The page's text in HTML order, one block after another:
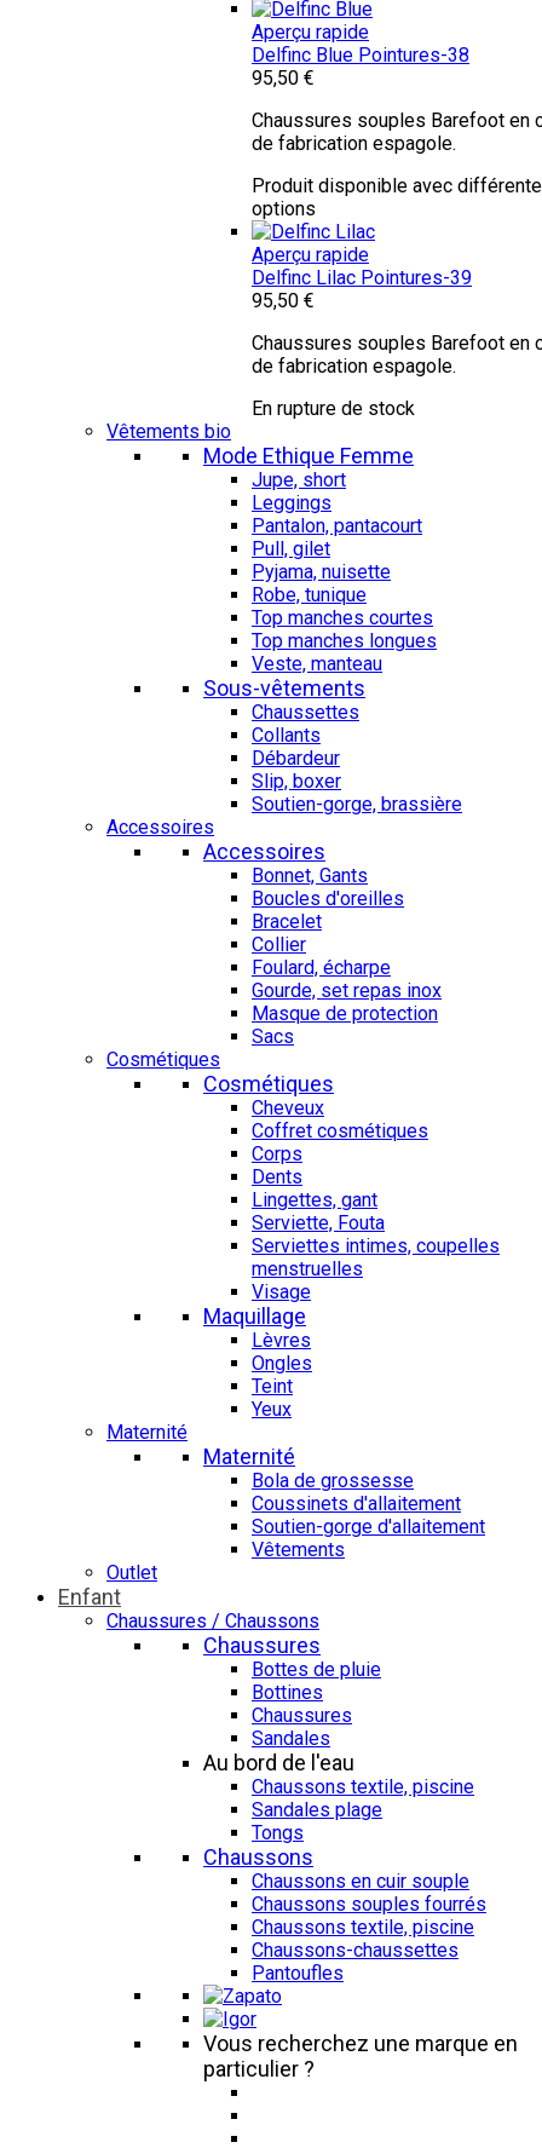
Aperçu rapide
Delfinc Blue Pointures-38
95,50 €
Chaussures souples Barefoot en
de fabrication espagole.
Produit disponible avec
options
Aperçu rapide
Delfinc Lilac Pointures-39
95,50 €
Chaussures souples Barefoot en
de fabrication espagole.
En rupture de stock
Vêtements bio
Mode Ethique Femme
Jupe, short
Leggings
Pantalon, pantacourt
Pull, gilet
Pyjama, nuisette
Robe, tunique
Top manches courtes
Top manches longues
Veste, manteau
Sous-vêtements
Chaussettes
Collants
Débardeur
Slip, boxer
Soutien-gorge, brassière
Accessoires
Accessoires
Bonnet, Gants
Boucles d'oreilles
Bracelet
Collier
Foulard, écharpe
Gourde, set repas inox
Masque de protection
Sacs
Cosmétiques
Cosmétiques
Cheveux
Coffret cosmétiques
Corps
Dents
Lingettes, gant
Serviette, Fouta
Serviettes intimes, coupelles
menstruelles
Visage
Maquillage
Lèvres
Ongles
Teint
Yeux
Maternité
Maternité
Bola de grossesse
Coussinets d'allaitement
Soutien-gorge d'allaitement
Vêtements
Outlet
Enfant
Chaussures / Chaussons
Chaussures
Bottes de pluie
Bottines
Chaussures
Sandales
Au bord de l'eau
Chaussons textile, piscine
Sandales plage
Tongs
Chaussons
Chaussons en cuir souple
Chaussons souples fourrés
Chaussons textile, piscine
Chaussons-chaussettes
Pantoufles
Vous recherchez une marque en
particulier ?